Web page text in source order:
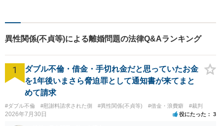
しっかりと聞き、法律の観点
からだけでなくお気持ちやご
事情に寄り添った対応が可能
です。
異性関係(不貞等)による離婚問題の法律Q&Aランキング
1
ダブル不倫・借金・手切れ金だと思っていたお金
を1年後いまさら脅迫罪として通知書が来てまと
めて請求
#ダブル不倫 #慰謝料請求された側 #異性関係(不貞等) #借金・浪費癖 #裁判
2026年7月30日 役にたった 3